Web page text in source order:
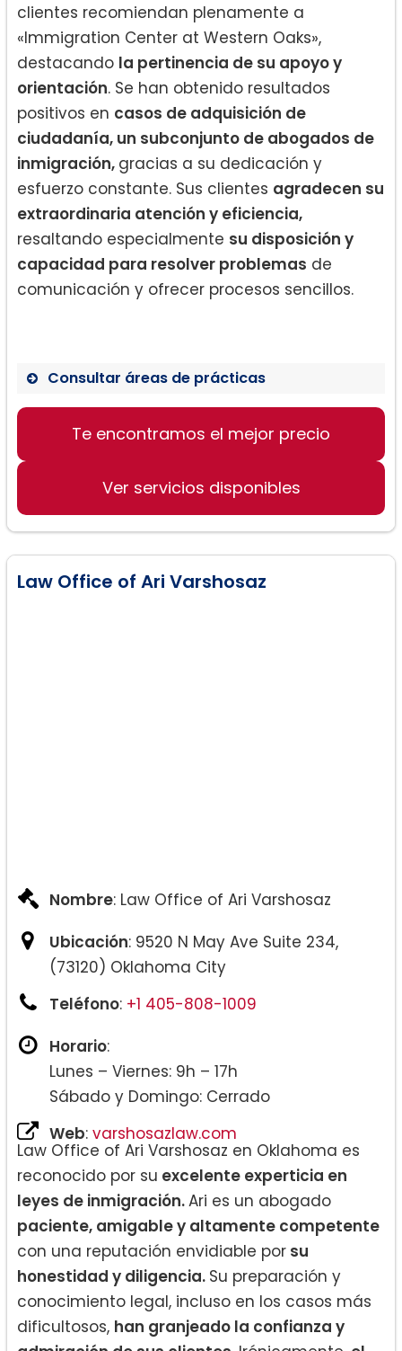
clientes recomiendan plenamente a
«Immigration Center at Western Oaks»,
destacando la pertinencia de su apoyo y
orientación. Se han obtenido resultados
positivos en casos de adquisición de
ciudadanía, un subconjunto de abogados de
inmigración, gracias a su dedicación y
esfuerzo constante. Sus clientes agradecen su
extraordinaria atención y eficiencia,
resaltando especialmente su disposición y
capacidad para resolver problemas de
comunicación y ofrecer procesos sencillos.
Consultar áreas de prácticas
Asesoría en adquisición de
Procesamiento de documentos para
inmigración
inmigración
Te encontramos el mejor precio
Ver servicios disponibles
Law Office of Ari Varshosaz
Nombre: Law Office of Ari Varshosaz
Ubicación: 9520 N May Ave Suite 234,
(73120) Oklahoma City
Teléfono: +1 405-808-1009
Horario:
Lunes – Viernes: 9h – 17h
Sábado y Domingo: Cerrado
Web: varshosazlaw.com
Law Office of Ari Varshosaz en Oklahoma es
reconocido por su excelente experticia en
leyes de inmigración.Ari es un abogado
paciente, amigable y altamente competente
con una reputación envidiable por su
honestidad y diligencia. Su preparación y
conocimiento legal, incluso en los casos más
dificultosos, han granjeado la confianza y